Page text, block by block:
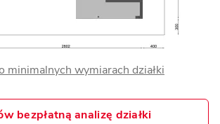
minimalnych wymiarach działki
bezpłatną analizę działki